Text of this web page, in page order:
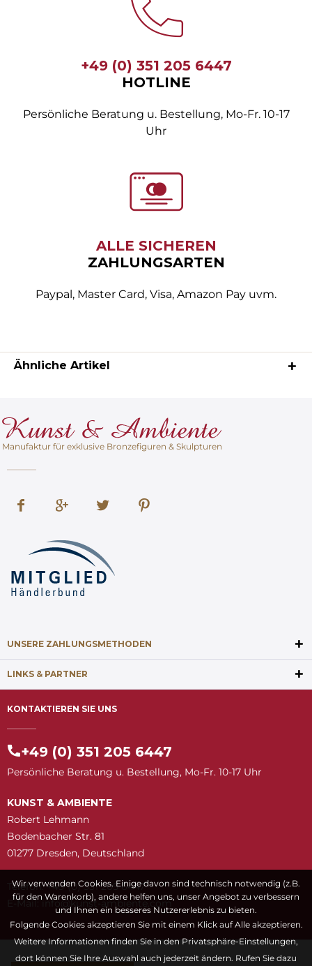
+49 (0) 351 205 6447
HOTLINE
Persönliche Beratung u. Bestellung, Mo-Fr. 10-17
Uhr
ALLE SICHEREN
ZAHLUNGSARTEN
Paypal, Master Card, Visa, Amazon Pay uvm.
Ähnliche Artikel
Manufaktur für exklusive Bronzefiguren & Skulpturen
UNSERE ZAHLUNGSMETHODEN
LINKS & PARTNER
KONTAKTIEREN SIE UNS
+49 (0) 351 205 6447
Persönliche Beratung u. Bestellung, Mo-Fr. 10-17 Uhr
KUNST & AMBIENTE
Robert Lehmann
Bodenbacher Str. 81
01277 Dresden, Deutschland
Telefon: +49 (0) 351 205 6447
E-Mail:
moc.etneibma-t
snuk@ofni
Wir verwenden Cookies. Einige davon sind technisch notwendig (z.B.
für den Warenkorb), andere helfen uns, unser Angebot zu verbessern
und Ihnen ein besseres Nutzererlebnis zu bieten.
Folgende Cookies akzeptieren Sie mit einem Klick auf Alle akzeptieren.
Weitere Informationen finden Sie in den Privatsphäre-Einstellungen,
dort können Sie Ihre Auswahl auch jederzeit ändern. Rufen Sie dazu